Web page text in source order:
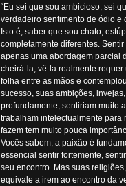
“Eu sei que sou ambicioso, sei
verdadeiro sentimento de ódio e
Isto é, saber que sou chato,
completamente diferentes.
apenas uma abordagem parcial
cheirá-la, vê-la realmente
folha entre as mãos e
sucesso, suas ambições,
profundamente, sentiriam muito
trabalham intelectualmente para
fazem tem muito pouca
Vocês sabem, a paixão é
essencial sentir fortemente,
seu encontro. Mas suas
equivale a irem ao encontro da